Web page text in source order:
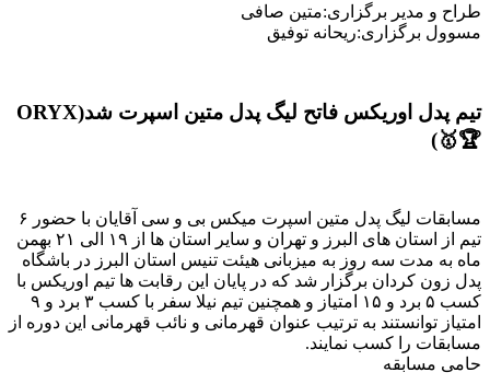
طراح و مدیر برگزاری:متین صافی
مسوول برگزاری:ریحانه توفیق
تیم پدل اوریکس فاتح لیگ پدل متین اسپرت شد(ORYX
🏆🥇)
مسابقات لیگ پدل متین اسپرت میکس بی و سی آقایان با حضور ۶
تیم از استان های البرز و تهران و سایر استان ها از ۱۹ الی ۲۱ بهمن
ماه به مدت سه روز به میزبانی هیئت تنیس استان البرز در باشگاه
پدل زون کردان برگزار شد که در پایان این رقابت ها تیم اوریکس با
کسب ۵ برد و ۱۵ امتیاز و همچنین تیم نیلا سفر با کسب ۳ برد و ۹
امتیاز توانستند به ترتیب عنوان قهرمانی و نائب قهرمانی این دوره از
مسابقات را کسب نمایند.
حامی مسابقه